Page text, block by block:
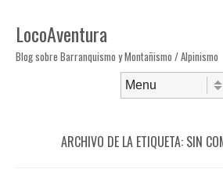
LocoAventura
Blog sobre Barranquismo y Montañismo / Alpinismo
ARCHIVO DE LA ETIQUETA: SIN